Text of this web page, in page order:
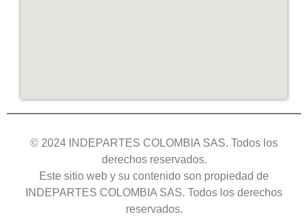
© 2024 INDEPARTES COLOMBIA SAS. Todos los
derechos reservados.
Este sitio web y su contenido son propiedad de
INDEPARTES COLOMBIA SAS. Todos los derechos
reservados.